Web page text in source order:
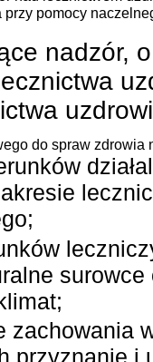
pomocy
nadzór,
do spraw zdrowia
zachowania
przyznanie i